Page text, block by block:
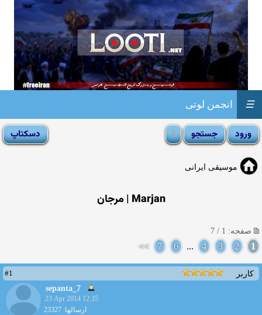
انجمن لوتی ☰
موسیقی ایرانی
Marjan | مرجان
صفحه: 1 / 7
1
2
3
4
...
6
7
>>
کاربر
#1
sepanta_7
23 Apr 2014 12:35
ارسالها: 23327